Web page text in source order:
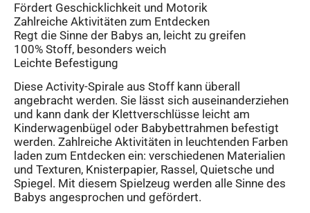
Fördert Geschicklichkeit und Motorik
Zahlreiche Aktivitäten zum Entdecken
Regt die Sinne der Babys an, leicht zu greifen
100% Stoff, besonders weich
Leichte Befestigung
Diese Activity-Spirale aus Stoff kann überall
angebracht werden. Sie lässt sich auseinanderziehen
und kann dank der Klettverschlüsse leicht am
Kinderwagenbügel oder Babybettrahmen befestigt
werden. Zahlreiche Aktivitäten in leuchtenden Farben
laden zum Entdecken ein: verschiedenen Materialien
und Texturen, Knisterpapier, Rassel, Quietsche und
Spiegel. Mit diesem Spielzeug werden alle Sinne des
Babys angesprochen und gefördert.